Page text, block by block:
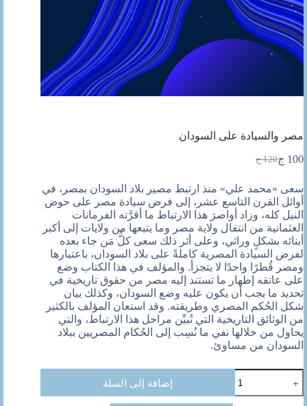
مصر والسيادة على السودان
120 ج
السعر
هو:
120 ج.
100 جالسعر
هو:
100 ج.
سعى «محمد علي» منذ ارتبط مصير بلاد السودان بمصر، في
أوائل القرن التاسع عشر، إلى فرض سيادة مصر على حوض
النيل كله، وزاد أواصرَ هذا الارتباط ما أقرَّته الفرمانات
العثمانية من انتقال ولاية مصر وما يتبعها من ولايات إلى أكبر
أبنائه بشكلٍ وراثي، وعلى أثر ذلك سعى كلُّ مَن جاء بعده
لفرض السيادة المصرية كاملةً على بلاد السودان، باعتبارها
ومصر قُطرًا واحدًا لا يتجزأ. والمؤلف في هذا الكتاب وضع
على عاتقه إظهار ما تستند إليه مصر من حقوق تاريخية في
تحديد ما يجب أن يكون عليه وضع السودان، وكذلك بيان
شكل الحُكم المصري وطريقته. وقد استعان المؤلف بالكثير
من الوثائق التاريخية التي تُبيِّن مراحل هذا الارتباط، والتي
يحاول من خلالها نفي ما نُسِب إلى الحُكام المصريين ببلاد
السودان من مساوئ.
مصر
والسيادة
إضافة إلى السلة